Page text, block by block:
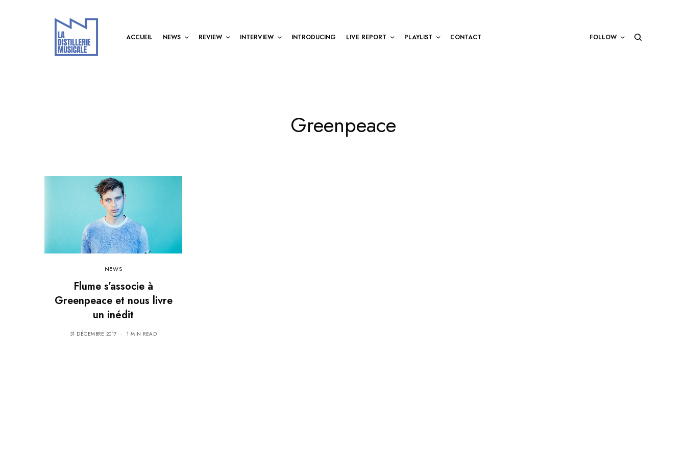
ACCUEIL NEWS REVIEW INTERVIEW INTRODUCING LIVE REPORT PLAYLIST CONTACT FOLLOW
Greenpeace
NEWS
Flume s’associe à
Greenpeace et nous livre
un inédit
31 DÉCEMBRE 2017 1 MIN READ